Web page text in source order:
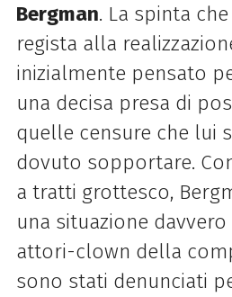
Bergman. La spinta
regista alla
inizialmente pensato
una decisa presa di
quelle censure che lui
dovuto sopportare.
a tratti grottesco,
una situazione
attori-clown della
sono stati denunciati